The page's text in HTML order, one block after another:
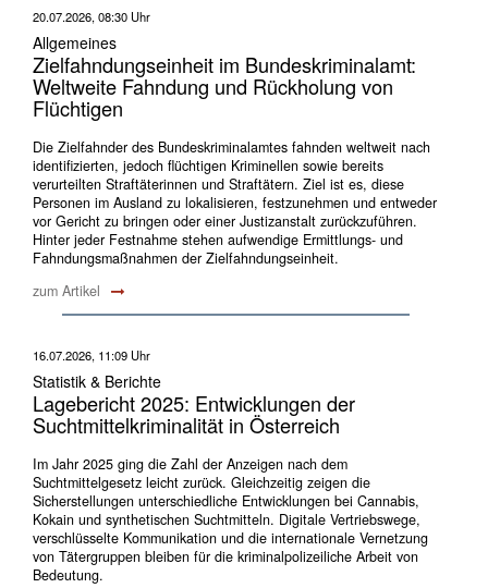
20.07.2026, 08:30 Uhr
Allgemeines
Zielfahndungseinheit im Bundeskriminalamt:
Weltweite Fahndung und Rückholung von
Flüchtigen
Die Zielfahnder des Bundeskriminalamtes fahnden weltweit nach
identifizierten, jedoch flüchtigen Kriminellen sowie bereits
verurteilten Straftäterinnen und Straftätern. Ziel ist es, diese
Personen im Ausland zu lokalisieren, festzunehmen und entweder
vor Gericht zu bringen oder einer Justizanstalt zurückzuführen.
Hinter jeder Festnahme stehen aufwendige Ermittlungs- und
Fahndungsmaßnahmen der Zielfahndungseinheit.
zum Artikel
16.07.2026, 11:09 Uhr
Statistik & Berichte
Lagebericht 2025: Entwicklungen der
Suchtmittelkriminalität in Österreich
Im Jahr 2025 ging die Zahl der Anzeigen nach dem
Suchtmittelgesetz leicht zurück. Gleichzeitig zeigen die
Sicherstellungen unterschiedliche Entwicklungen bei Cannabis,
Kokain und synthetischen Suchtmitteln. Digitale Vertriebswege,
verschlüsselte Kommunikation und die internationale Vernetzung
von Tätergruppen bleiben für die kriminalpolizeiliche Arbeit von
Bedeutung.